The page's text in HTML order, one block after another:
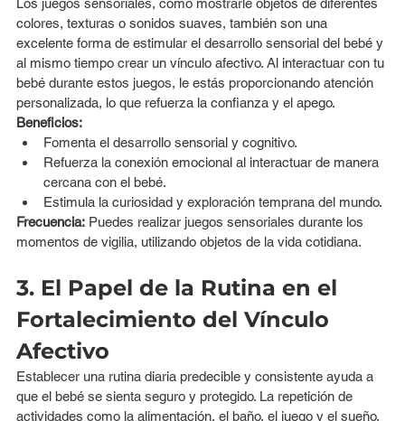
Los juegos sensoriales, como mostrarle objetos de diferentes
colores, texturas o sonidos suaves, también son una
excelente forma de estimular el desarrollo sensorial del bebé y
al mismo tiempo crear un vínculo afectivo. Al interactuar con tu
bebé durante estos juegos, le estás proporcionando atención
personalizada, lo que refuerza la confianza y el apego.
Beneficios:
Fomenta el desarrollo sensorial y cognitivo.
Refuerza la conexión emocional al interactuar de manera
cercana con el bebé.
Estimula la curiosidad y exploración temprana del mundo.
Frecuencia: Puedes realizar juegos sensoriales durante los
momentos de vigilia, utilizando objetos de la vida cotidiana.
3. El Papel de la Rutina en el
Fortalecimiento del Vínculo
Afectivo
Establecer una rutina diaria predecible y consistente ayuda a
que el bebé se sienta seguro y protegido. La repetición de
actividades como la alimentación, el baño, el juego y el sueño,